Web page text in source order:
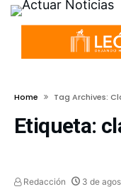
Home Tag Archives:
Etiqueta:
Redacción 3 de